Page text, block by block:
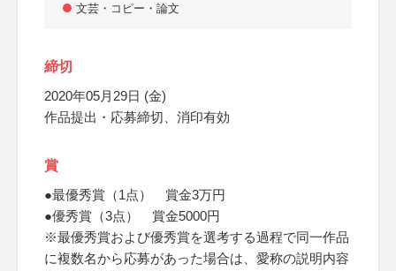
文芸・コピー・論文
締切
2020年05月29日 (金)
作品提出・応募締切、消印有効
賞
●最優秀賞（1点） 賞金3万円
●優秀賞（3点） 賞金5000円
※最優秀賞および優秀賞を選考する過程で同一作品
に複数名から応募があった場合は、愛称の説明内容